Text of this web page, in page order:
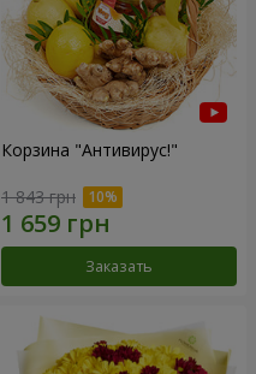
Корзина "Антивирус!"
1 843 грн
Заказать